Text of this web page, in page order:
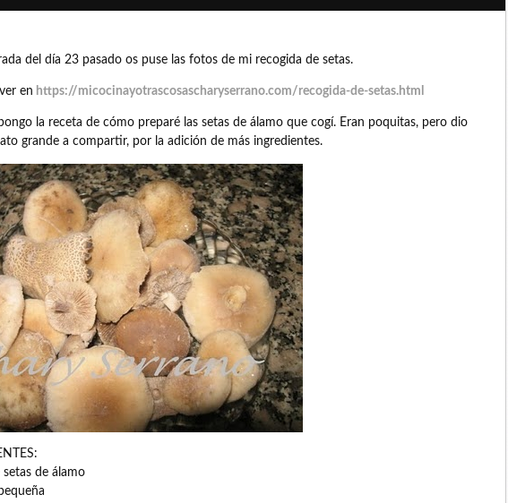
del día 23 pasado os puse las fotos de mi recogida de setas.
en https://micocinayotrascosascharyserrano.com/recogida-de-setas.html
la receta de cómo preparé las setas de álamo que cogí. Eran poquitas, pero dio
grande a compartir, por la adición de más ingredientes.
de álamo